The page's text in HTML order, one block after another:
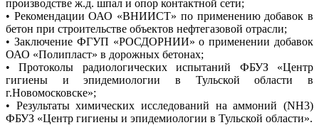
производстве ж.д. шпал и опор контактной сети;
• Рекомендации ОАО «ВНИИСТ» по применению добавок в
бетон при строительстве объектов нефтегазовой отрасли;
• Заключение ФГУП «РОСДОРНИИ» о применении добавок
ОАО «Полипласт» в дорожных бетонах;
• Протоколы радиологических испытаний ФБУЗ «Центр
гигиены и эпидемиологии в Тульской области в
г.Новомосковске»;
• Результаты химических исследований на аммоний (NH3)
ФБУЗ «Центр гигиены и эпидемиологии в Тульской области».